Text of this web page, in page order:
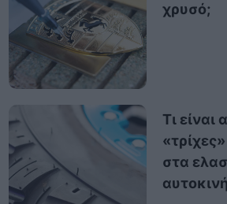
χρυσό;
Τι είναι
στα